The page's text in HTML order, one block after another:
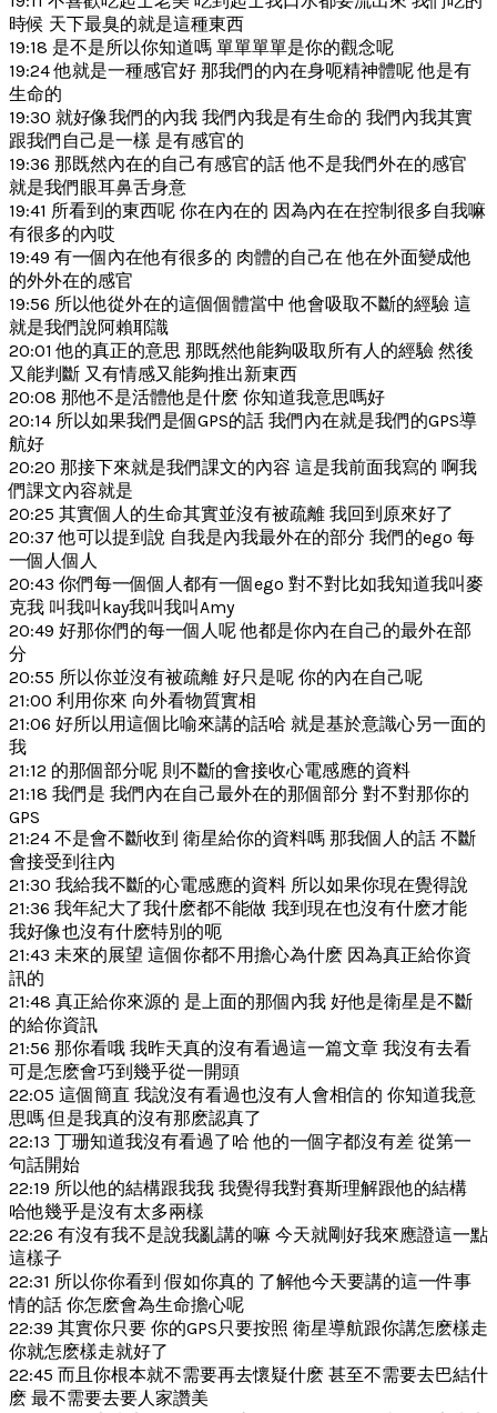
時候 天下最臭的就是這種東西
19:18 是不是所以你知道嗎 單單單單是你的觀念呢
19:24 他就是一種感官好 那我們的內在身呃精神體呢 他是有
生命的
19:30 就好像我們的內我 我們內我是有生命的 我們內我其實
跟我們自己是一樣 是有感官的
19:36 那既然內在的自己有感官的話 他不是我們外在的感官
就是我們眼耳鼻舌身意
19:41 所看到的東西呢 你在內在的 因為內在在控制很多自我嘛
有很多的內哎
19:49 有一個內在他有很多的 肉體的自己在 他在外面變成他
的外外在的感官
19:56 所以他從外在的這個個體當中 他會吸取不斷的經驗 這
就是我們說阿賴耶識
20:01 他的真正的意思 那既然他能夠吸取所有人的經驗 然後
又能判斷 又有情感又能夠推出新東西
20:08 那他不是活體他是什麽 你知道我意思嗎好
20:14 所以如果我們是個GPS的話 我們內在就是我們的GPS導
航好
20:20 那接下來就是我們課文的內容 這是我前面我寫的 啊我
們課文內容就是
20:25 其實個人的生命其實並沒有被疏離 我回到原來好了
20:37 他可以提到說 自我是內我最外在的部分 我們的ego 每
一個人個人
20:43 你們每一個個人都有一個ego 對不對比如我知道我叫麥
克我 叫我叫kay我叫我叫Amy
20:49 好那你們的每一個人呢 他都是你內在自己的最外在部
分
20:55 所以你並沒有被疏離 好只是呢 你的內在自己呢
21:00 利用你來 向外看物質實相
21:06 好所以用這個比喻來講的話哈 就是基於意識心另一面的
我
21:12 的那個部分呢 則不斷的會接收心電感應的資料
21:18 我們是 我們內在自己最外在的那個部分 對不對那你的
GPS
21:24 不是會不斷收到 衛星給你的資料嗎 那我個人的話 不斷
會接受到往內
21:30 我給我不斷的心電感應的資料 所以如果你現在覺得說
21:36 我年紀大了我什麽都不能做 我到現在也沒有什麽才能
我好像也沒有什麽特別的呃
21:43 未來的展望 這個你都不用擔心為什麽 因為真正給你資
訊的
21:48 真正給你來源的 是上面的那個內我 好他是衛星是不斷
的給你資訊
21:56 那你看哦 我昨天真的沒有看過這一篇文章 我沒有去看
可是怎麽會巧到幾乎從一開頭
22:05 這個簡直 我說沒有看過也沒有人會相信的 你知道我意
思嗎 但是我真的沒有那麽認真了
22:13 丁珊知道我沒有看過了哈 他的一個字都沒有差 從第一
句話開始
22:19 所以他的結構跟我我 我覺得我對賽斯理解跟他的結構
哈他幾乎是沒有太多兩樣
22:26 有沒有我不是說我亂講的嘛 今天就剛好我來應證這一點
這樣子
22:31 所以你你看到 假如你真的 了解他今天要講的這一件事
情的話 你怎麽會為生命擔心呢
22:39 其實你只要 你的GPS只要按照 衛星導航跟你講怎麽樣走
你就怎麽樣走就好了
22:45 而且你根本就不需要再去懷疑什麽 甚至不需要去巴結什
麽 最不需要去要人家讚美